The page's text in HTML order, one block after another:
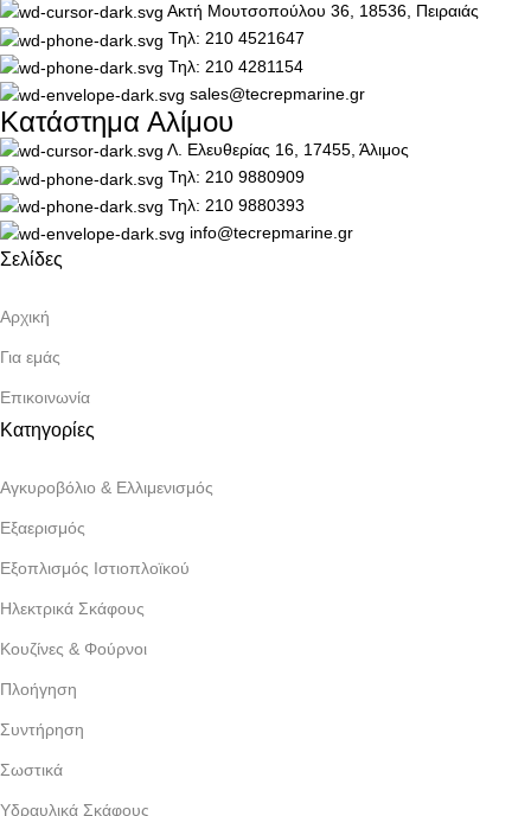
Ακτή Μουτσοπούλου 36, 18536, Πειραιάς
Τηλ: 210 4521647
Τηλ: 210 4281154
sales@tecrepmarine.gr
Κατάστημα Αλίμου
Λ. Ελευθερίας 16, 17455, Άλιμος
Τηλ: 210 9880909
Τηλ: 210 9880393
info@tecrepmarine.gr
Σελίδες
Αρχική
Για εμάς
Επικοινωνία
Κατηγορίες
Αγκυροβόλιο & Ελλιμενισμός
Εξαερισμός
Εξοπλισμός Ιστιοπλοϊκού
Ηλεκτρικά Σκάφους
Κουζίνες & Φούρνοι
Πλοήγηση
Συντήρηση
Σωστικά
Υδραυλικά Σκάφους